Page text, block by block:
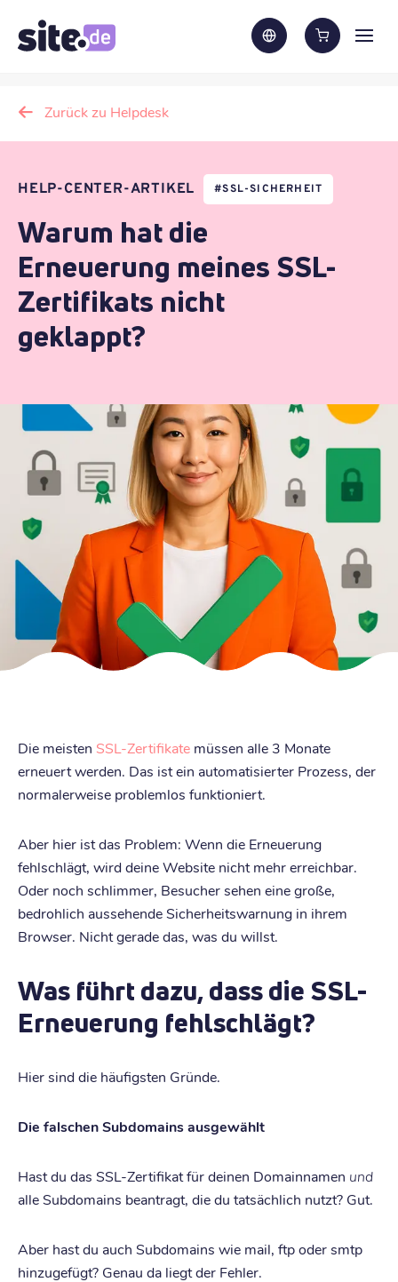
Zurück zu Helpdesk
HELP-CENTER-ARTIKEL #SSL-SICHERHEIT
Warum hat die
Erneuerung meines SSL-
Zertifikats nicht
geklappt?
Die meisten SSL-Zertifikate müssen alle 3 Monate
erneuert werden. Das ist ein automatisierter Prozess, der
normalerweise problemlos funktioniert.
Aber hier ist das Problem: Wenn die Erneuerung
fehlschlägt, wird deine Website nicht mehr erreichbar.
Oder noch schlimmer, Besucher sehen eine große,
bedrohlich aussehende Sicherheitswarnung in ihrem
Browser. Nicht gerade das, was du willst.
Was führt dazu, dass die SSL-
Erneuerung fehlschlägt?
Hier sind die häufigsten Gründe.
Die falschen Subdomains ausgewählt
Hast du das SSL-Zertifikat für deinen Domainnamen und
alle Subdomains beantragt, die du tatsächlich nutzt? Gut.
Aber hast du auch Subdomains wie mail, ftp oder smtp
hinzugefügt? Genau da liegt der Fehler.